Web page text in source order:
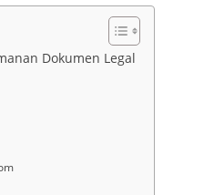
Dokumen Legal